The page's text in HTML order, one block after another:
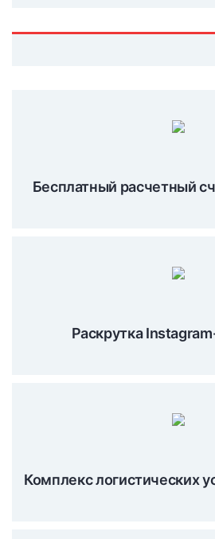
Бесплатный расчетный
Раскрутка
Комплекс логистических